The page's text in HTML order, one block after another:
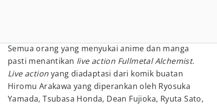
Semua orang yang menyukai anime dan manga
pasti menantikan live action Fullmetal Alchemist.
Live action yang diadaptasi dari komik buatan
Hiromu Arakawa yang diperankan oleh Ryosuka
Yamada, Tsubasa Honda, Dean Fujioka, Ryuta Sato,